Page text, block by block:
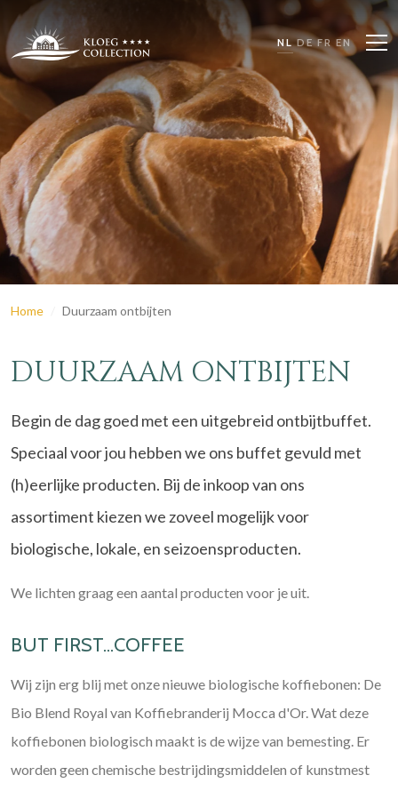
NL DE FR EN
Home Duurzaam ontbijten
DUURZAAM ONTBIJTEN
Begin de dag goed met een uitgebreid ontbijtbuffet.
Speciaal voor jou hebben we ons buffet gevuld met
(h)eerlijke producten. Bij de inkoop van ons
assortiment kiezen we zoveel mogelijk voor
biologische, lokale, en seizoensproducten.
We lichten graag een aantal producten voor je uit.
BUT FIRST...COFFEE
Wij zijn erg blij met onze nieuwe biologische koffiebonen: De
Bio Blend Royal van Koffiebranderij Mocca d'Or. Wat deze
koffiebonen biologisch maakt is de wijze van bemesting. Er
worden geen chemische bestrijdingsmiddelen of kunstmest